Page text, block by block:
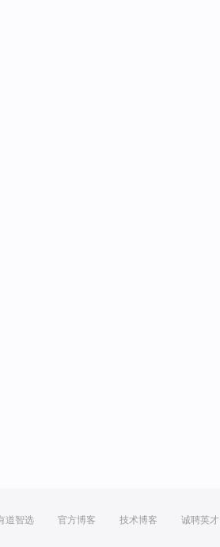
道智选 官方博客 技术博客 诚聘英才